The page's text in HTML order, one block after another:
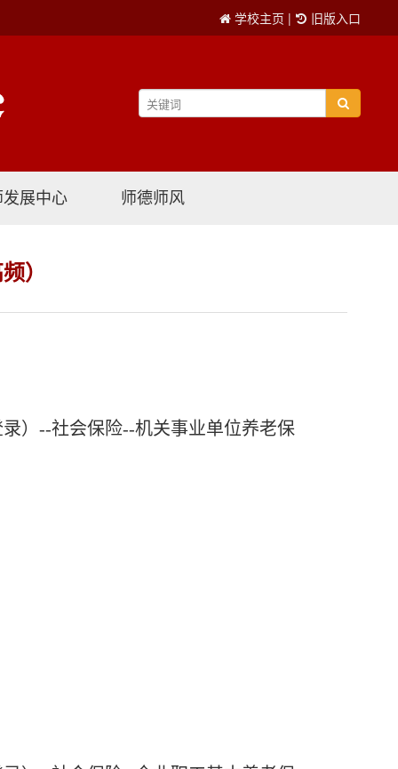
学校主页 | 旧版入口
展中心 师德师风
）
） --社会保险--机关事业单位养老保